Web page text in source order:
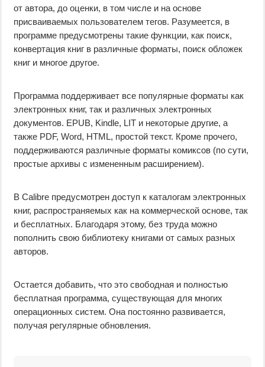
от автора, до оценки, в том числе и на основе
присваиваемых пользователем тегов. Разумеется, в
программе предусмотрены такие функции, как поиск,
конвертация книг в различные форматы, поиск обложек
книг и многое другое.
Программа поддерживает все популярные форматы как
электронных книг, так и различных электронных
документов. EPUB, Kindle, LIT и некоторые другие, а
также PDF, Word, HTML, простой текст. Кроме прочего,
поддерживаются различные форматы комиксов (по сути,
простые архивы с измененным расширением).
В Calibre предусмотрен доступ к каталогам электронных
книг, распространяемых как на коммерческой основе, так
и бесплатных. Благодаря этому, без труда можно
пополнить свою библиотеку книгами от самых разных
авторов.
Остается добавить, что это свободная и полностью
бесплатная программа, существующая для многих
операционных систем. Она постоянно развивается,
получая регулярные обновления.